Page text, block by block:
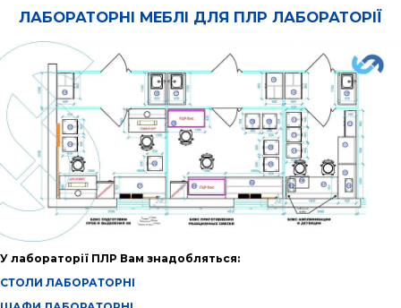
ЛАБОРАТОРНІ МЕБЛІ ДЛЯ ПЛР ЛАБОРАТОРІЇ
У лабораторії ПЛР Вам знадобляться:
СТОЛИ ЛАБОРАТОРНІ